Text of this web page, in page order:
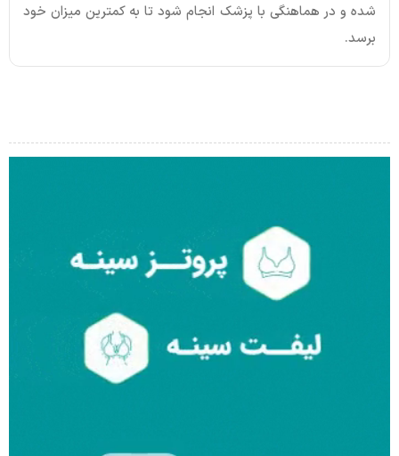
شده و در هماهنگی با پزشک انجام شود تا به کمترین میزان خود
برسد.